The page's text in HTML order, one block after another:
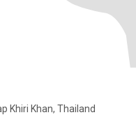
Khiri Khan, Thailand